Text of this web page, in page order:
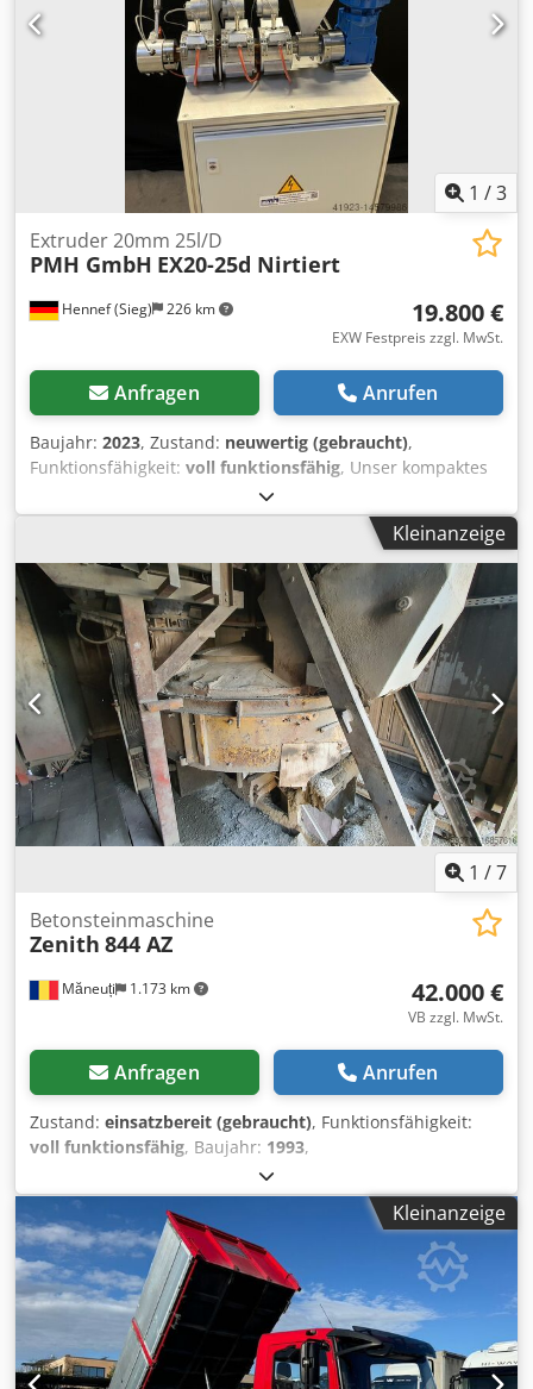
1 /3
Hennef (Sieg) 226 km
Extruder 20mm 25l/D
PMH GmbH EX20-25d Nirtiert
19.800 €
EXW Festpreis zzgl. MwSt.
Anfragen Anrufen
Baujahr: 2023, Zustand: neuwertig (gebraucht),
Funktionsfähigkeit: voll funktionsfähig, Unser kompaktes
Extruder Modell EX20-25d Hersteller: PMH GmbH
Schneckendurchmesser [mm] 20 Schneckenlänge [L/D] 25
Dkjdpfx Aoq R Tkwsi Rjr Schneckendrehzahl [min-1] 10-192
Schnecke nitriert Drehmoment 55Nm Antrieb
Drehstromantrieb mit Frequenzumrichter Antriebsleistung
[kW] 1,1kW Werkstoff des Zylinders: nitriert Elektrische
Anschlusswerte 3 / N / PE Versorgungsspannung [V] 400V
bei 50 Hz Steuerspannung [V] 24V Keramische Heizbänder
[W] 1200W Anzahl Heizbänder 3 Max. Ausstoß ca. 5kg/h
Max. Verarbeitungstemperatur [°C] 300
Kleinanzeige
1 /7
Măneuți 1.173 km
Betonsteinmaschine
Zenith 844 AZ
42.000 €
VB zzgl. MwSt.
Anfragen Anrufen
Zustand: einsatzbereit (gebraucht), Funktionsfähigkeit:
voll funktionsfähig, Baujahr: 1993,
Maschinen-/Fahrzeugnummer:
Hydraulik, Kabine, Zenith Machinenfabrik GMBH
Neunkirchen/Siegerland GERMANY Djdpfsucruuox Ai Rjkr
Used for production of concrete vibropressed pavement
and borders. The machine is fully functional and it comes
togheter with 2 mixers, bunkers for aggregates, skippers,
packaging machine and 150 pallets for production. It also
has included moulds for different pavement models. We
also have to sale a Mobil Zenith 941 II A from 1978 which
Kleinanzeige